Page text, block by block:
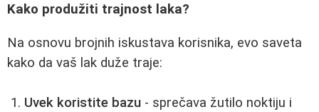
Kako produžiti trajnost laka?
Na osnovu brojnih iskustava korisnika, evo saveta
kako da vaš lak duže traje:
Uvek koristite bazu - sprečava žutilo noktiju i